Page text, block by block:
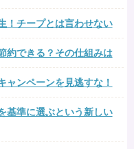
！チープとは言わせない
約できる？その仕組みは
ャンペーンを見逃すな！
基準に選ぶという新しい